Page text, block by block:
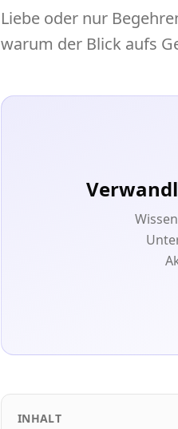
Liebe oder nur
warum der Blick aufs
INHALT